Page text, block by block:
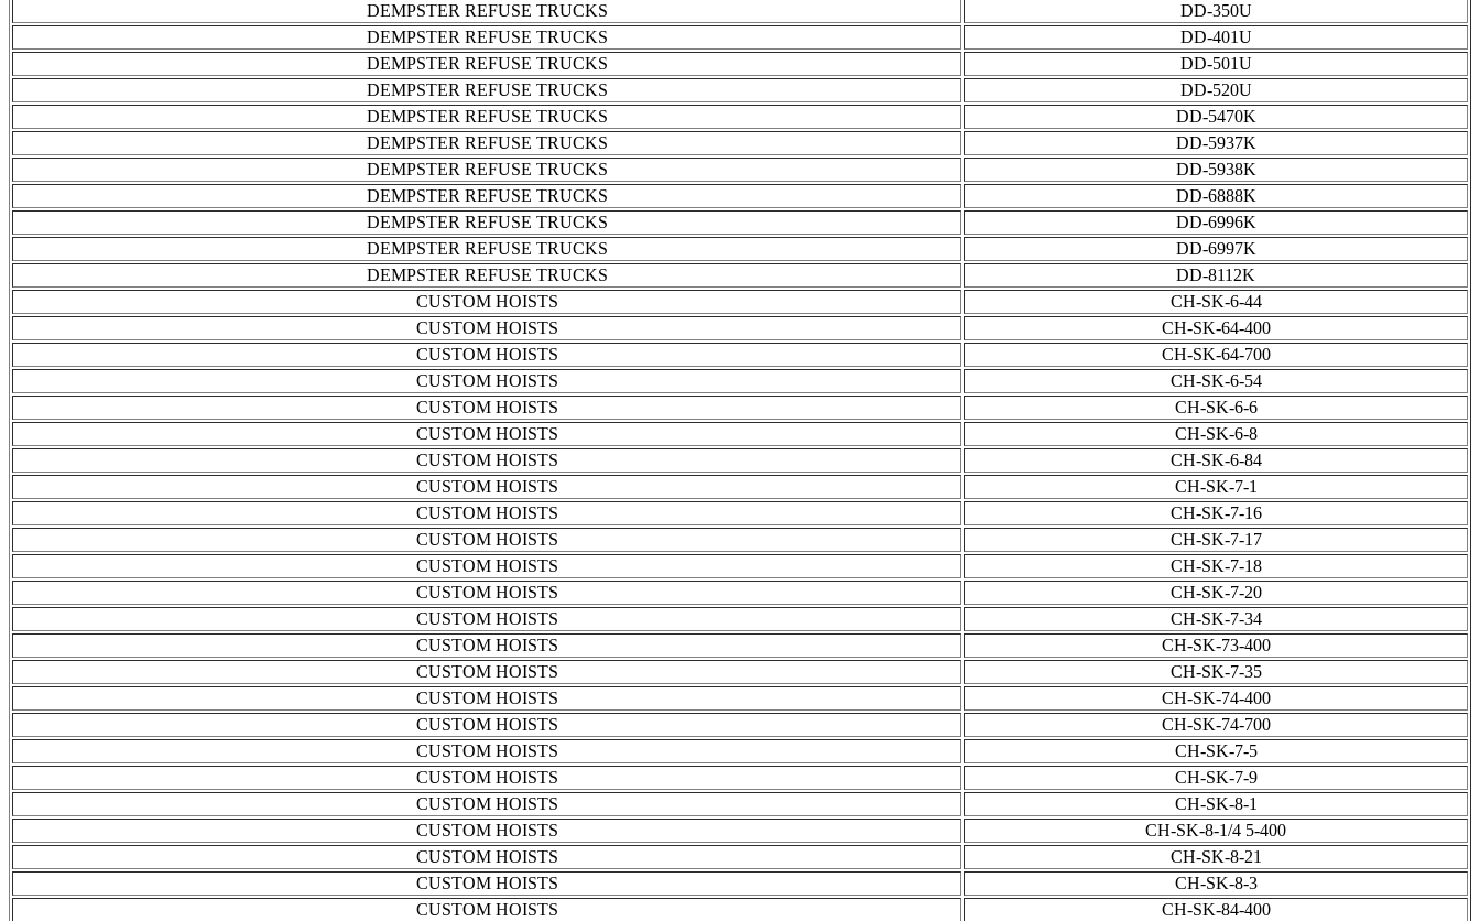
DEMPSTER REFUSE TRUCKS
DD-350U
DEMPSTER REFUSE TRUCKS
DD-401U
DEMPSTER REFUSE TRUCKS
DD-501U
DEMPSTER REFUSE TRUCKS
DD-520U
DEMPSTER REFUSE TRUCKS
DD-5470K
DEMPSTER REFUSE TRUCKS
DD-5937K
DEMPSTER REFUSE TRUCKS
DD-5938K
DEMPSTER REFUSE TRUCKS
DD-6888K
DEMPSTER REFUSE TRUCKS
DD-6996K
DEMPSTER REFUSE TRUCKS
DD-6997K
DEMPSTER REFUSE TRUCKS
DD-8112K
CUSTOM HOISTS
CH-SK-6-44
CUSTOM HOISTS
CH-SK-64-400
CUSTOM HOISTS
CH-SK-64-700
CUSTOM HOISTS
CH-SK-6-54
CUSTOM HOISTS
CH-SK-6-6
CUSTOM HOISTS
CH-SK-6-8
CUSTOM HOISTS
CH-SK-6-84
CUSTOM HOISTS
CH-SK-7-1
CUSTOM HOISTS
CH-SK-7-16
CUSTOM HOISTS
CH-SK-7-17
CUSTOM HOISTS
CH-SK-7-18
CUSTOM HOISTS
CH-SK-7-20
CUSTOM HOISTS
CH-SK-7-34
CUSTOM HOISTS
CH-SK-73-400
CUSTOM HOISTS
CH-SK-7-35
CUSTOM HOISTS
CH-SK-74-400
CUSTOM HOISTS
CH-SK-74-700
CUSTOM HOISTS
CH-SK-7-5
CUSTOM HOISTS
CH-SK-7-9
CUSTOM HOISTS
CH-SK-8-1
CUSTOM HOISTS
CH-SK-8-1/4 5-400
CUSTOM HOISTS
CH-SK-8-21
CUSTOM HOISTS
CH-SK-8-3
CUSTOM HOISTS
CH-SK-84-400